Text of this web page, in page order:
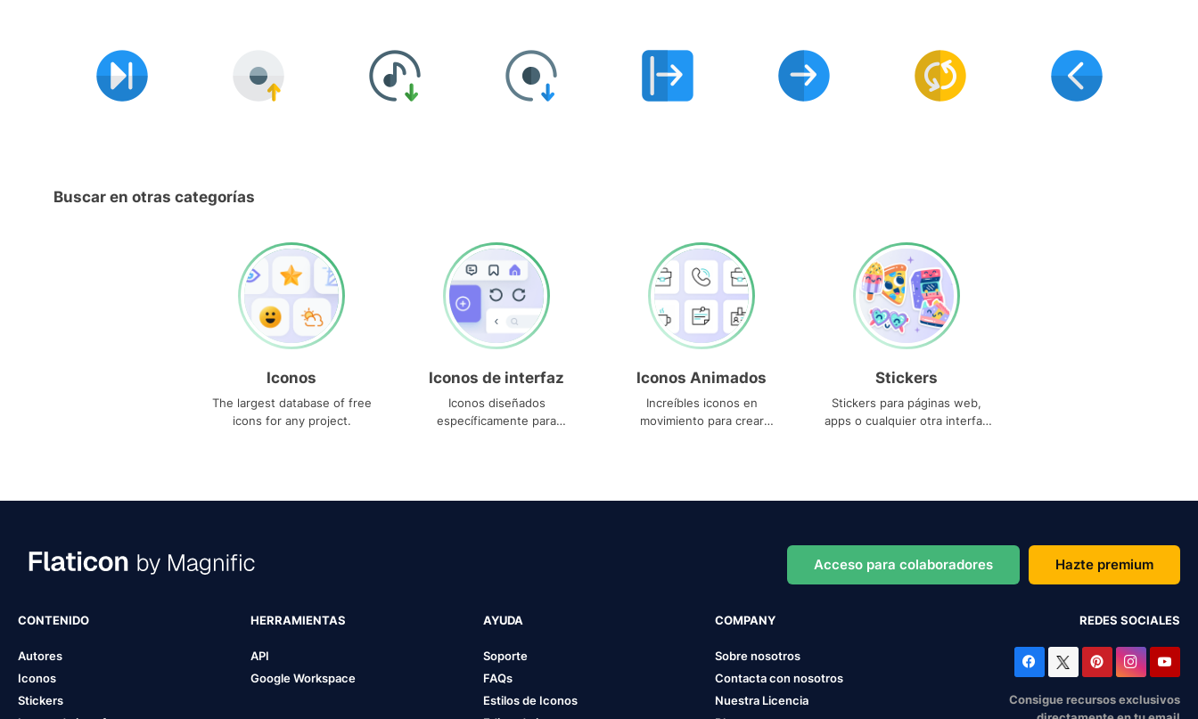
Buscar en otras categorías
Iconos
The largest database of free
icons for any project.
Iconos de interfaz
Iconos diseñados
específicamente para
Iconos Animados
Increíbles iconos en
movimiento para crear
Stickers
Stickers para páginas web,
apps o cualquier otra interfaz
Acceso para colaboradores Hazte premium
CONTENIDO
Autores
Iconos
Stickers
HERRAMIENTAS
API
Google Workspace
AYUDA
Soporte
FAQs
Estilos de Iconos
COMPANY
Sobre nosotros
Contacta con nosotros
Nuestra Licencia
REDES SOCIALES
Consigue recursos exclusivos